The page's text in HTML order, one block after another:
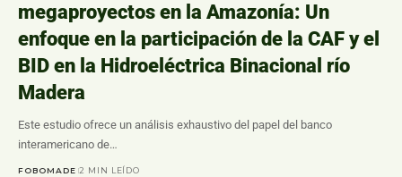
megaproyectos en la Amazonía: Un
enfoque en la participación de la CAF y el
BID en la Hidroeléctrica Binacional río
Madera
Este estudio ofrece un análisis exhaustivo del papel del banco
interamericano de…
FOBOMADE 2 MIN LEÍDO